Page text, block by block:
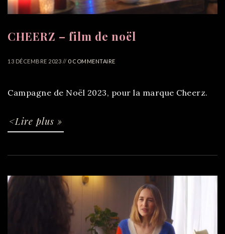
CHEERZ – film de noël
13 DÉCEMBRE 2023 // 0 COMMENTAIRE
Campagne de Noël 2023, pour la marque Cheerz.
<Lire plus »